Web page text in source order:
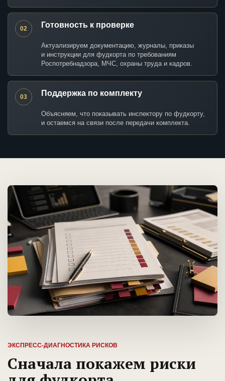
02 Готовность к проверке
Актуализируем документацию, журналы, приказы
и инструкции для фудкорта по требованиям
Роспотребнадзора, МЧС, охраны труда и кадров.
03 Поддержка по комплекту
Объясняем, что показывать инспектору по фудкорту,
и остаемся на связи после передачи комплекта.
ЭКСПРЕСС-ДИАГНОСТИКА РИСКОВ
Сначала покажем риски